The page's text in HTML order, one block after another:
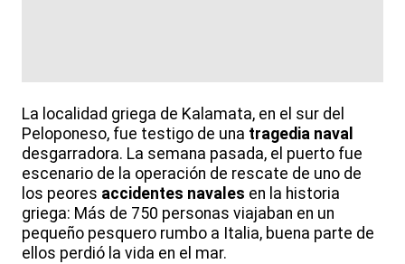
La localidad griega de Kalamata, en el sur del
Peloponeso, fue testigo de una tragedia naval
desgarradora. La semana pasada, el puerto fue
escenario de la operación de rescate de uno de
los peores accidentes navales en la historia
griega: Más de 750 personas viajaban en un
pequeño pesquero rumbo a Italia, buena parte de
ellos perdió la vida en el mar.